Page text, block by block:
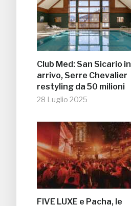
Club Med: San Sicario in
arrivo, Serre Chevalier
restyling da 50 milioni
28 Luglio 2025
FIVE LUXE e Pacha, le